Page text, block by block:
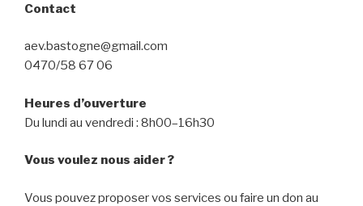
Contact
aev.bastogne@gmail.com
0470/58 67 06
Heures d’ouverture
Du lundi au vendredi : 8h00–16h30
Vous voulez nous aider ?
Vous pouvez proposer vos services ou faire un don au